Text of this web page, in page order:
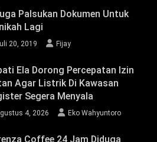
Palsukan Dokumen Untuk
Lagi
20, 2019 Fijay
Ela Dorong Percepatan Izin
Agar Listrik Di Kawasan
Segera Menyala
4, 2026 Eko Wahyuntoro
Coffee 24 Jam Diduga